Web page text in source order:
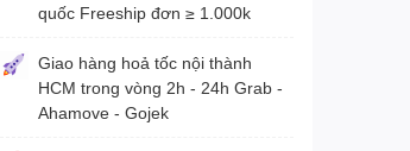
quốc Freeship đơn ≥ 1.000k
Giao hàng hoả tốc nội thành
HCM trong vòng 2h - 24h Grab -
Ahamove - Gojek